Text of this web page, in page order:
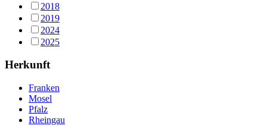
2018
2019
2024
2025
Herkunft
Franken
Mosel
Pfalz
Rheingau